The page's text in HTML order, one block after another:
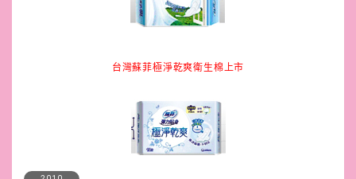
台灣蘇菲極淨乾爽衛生棉上市